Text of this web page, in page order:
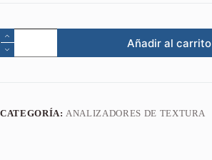
Añadir al carrito
CATEGORÍA:ANALIZADORES DE TEXTURA